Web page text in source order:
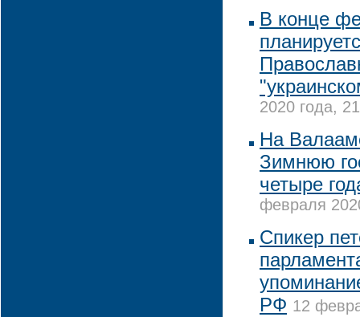
В конце
2020 года,
На
Зимнюю
четыре
февраля
Спикер
РФ 12